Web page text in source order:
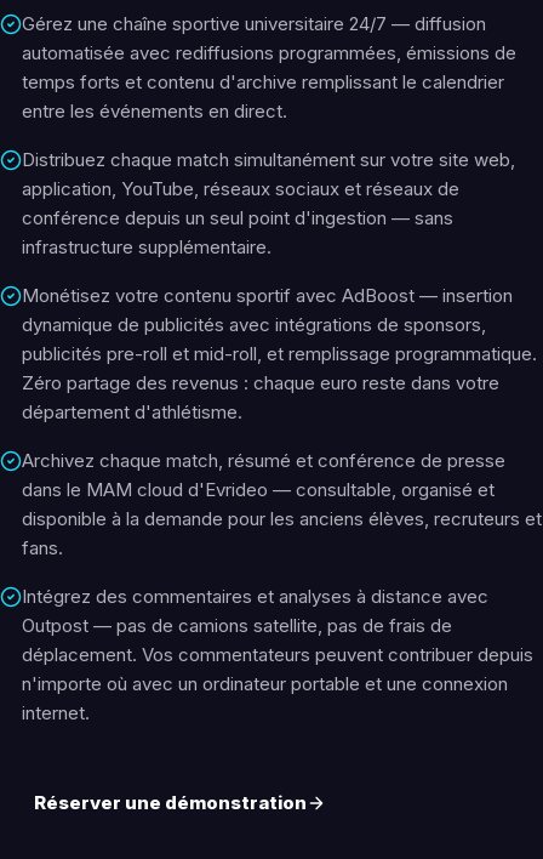
Gérez une chaîne sportive universitaire 24/7 — diffusion
automatisée avec rediffusions programmées, émissions de
temps forts et contenu d'archive remplissant le calendrier
entre les événements en direct.
Distribuez chaque match simultanément sur votre site web,
application, YouTube, réseaux sociaux et réseaux de
conférence depuis un seul point d'ingestion — sans
infrastructure supplémentaire.
Monétisez votre contenu sportif avec AdBoost — insertion
dynamique de publicités avec intégrations de sponsors,
publicités pre-roll et mid-roll, et remplissage programmatique.
Zéro partage des revenus : chaque euro reste dans votre
département d'athlétisme.
Archivez chaque match, résumé et conférence de presse
dans le MAM cloud d'Evrideo — consultable, organisé et
disponible à la demande pour les anciens élèves, recruteurs et
fans.
Intégrez des commentaires et analyses à distance avec
Outpost — pas de camions satellite, pas de frais de
déplacement. Vos commentateurs peuvent contribuer depuis
n'importe où avec un ordinateur portable et une connexion
internet.
Réserver une démonstration